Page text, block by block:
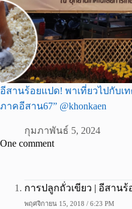
อีสานร้อยแปด! พาเที่ยวไปกับเ
ภาคอีสาน67” @khonkaen
กุมภาพันธ์ 5, 2024
One comment
การปลูกถั่วเขียว | อีสานร้
พฤศจิกายน 15, 2018 / 6:23 PM